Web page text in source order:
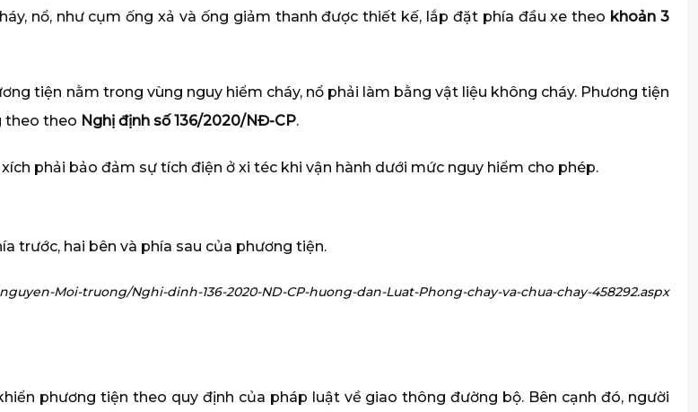
nổ, như cụm ống xả và ống giảm thanh được thiết kế, lắp đặt phía đầu xe theo khoản 3
tiện nằm trong vùng nguy hiểm cháy, nổ phải làm bằng vật liệu không cháy. Phương tiện
theo theo Nghị định số 136/2020/NĐ-CP.
phải bảo đảm sự tích điện ở xi téc khi vận hành dưới mức nguy hiểm cho phép.
trước, hai bên và phía sau của phương tiện.
Moi-truong/Nghi-dinh-136-2020-ND-CP-huong-dan-Luat-Phong-chay-va-chua-chay-458292.aspx
phương tiện theo quy định của pháp luật về giao thông đường bộ. Bên cạnh đó, người